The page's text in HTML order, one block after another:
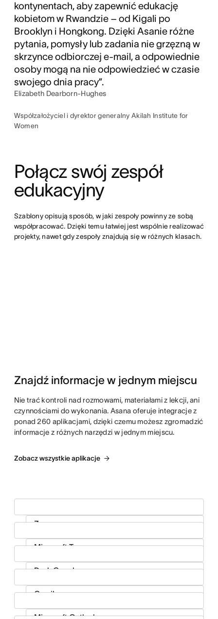
kontynentach, aby zapewnić edukację
kobietom w Rwandzie – od Kigali po
Brooklyn i Hongkong. Dzięki Asanie różne
pytania, pomysły lub zadania nie grzęzną w
skrzynce odbiorczej e-mail, a odpowiednie
osoby mogą na nie odpowiedzieć w czasie
swojego dnia pracy”.
Elizabeth Dearborn-Hughes
Współzałożyciel i dyrektor generalny Akilah Institute for
Women
Połącz swój zespół
edukacyjny
Szablony opisują sposób, w jaki zespoły powinny ze sobą
współpracować. Dzięki temu łatwiej jest wspólnie realizować
projekty, nawet gdy zespoły znajdują się w różnych klasach.
Znajdź informacje w jednym miejscu
Nie trać kontroli nad rozmowami, materiałami z lekcji, ani
czynnościami do wykonania. Asana oferuje integracje z
ponad 260 aplikacjami, dzięki czemu możesz zgromadzić
informacje z różnych narzędzi w jednym miejscu.
Zobacz wszystkie aplikacje